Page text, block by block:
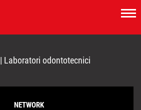
| Laboratori odontotecnici
NETWORK